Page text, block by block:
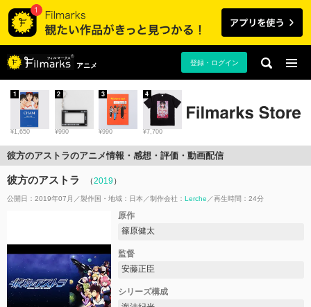
アニメ 登録・ログイン
¥1,650
1
¥990
2
¥990
3
¥7,700
4
彼方のアストラのアニメ情報・感想・評価・動画配信
彼方のアストラ （2019）
公開日：2019年07月 製作国・地域： 日本 制作会社： Lerche 再生時間：24分
原作
篠原健太
監督
安藤正臣
シリーズ構成